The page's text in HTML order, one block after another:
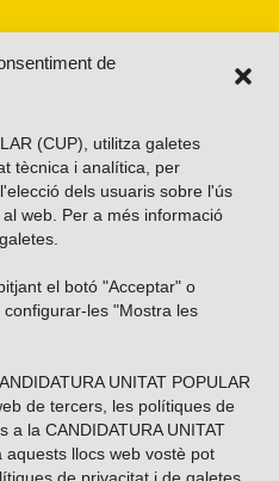
de
(CUP), utilitza galetes
tècnica i analítica, per
dels usuaris sobre l'ús
web. Per a més informació
el botó "Acceptar" o
les "Mostra les
UNITAT POPULAR
de tercers, les polítiques de
a la CANDIDATURA UNITAT
aquests llocs web vostè pot
al nostre butlletí?